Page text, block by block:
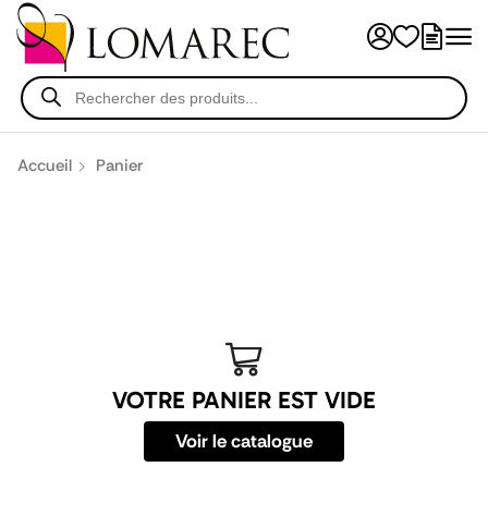
Accueil Panier
VOTRE PANIER EST VIDE
Voir le catalogue